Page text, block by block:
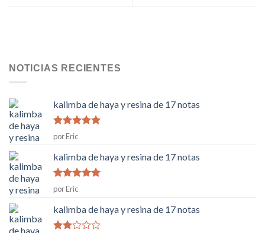
NOTICIAS RECIENTES
kalimba de haya y resina de 17 notas
Rated
5
por Eric
kalimba de haya y resina de 17 notas
Rated
5
por Eric
kalimba de haya y resina de 17 notas